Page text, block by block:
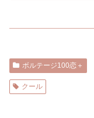
ボルテージ100恋＋
クール